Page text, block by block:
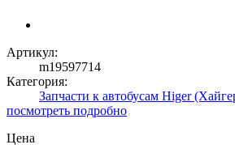
Артикул:
m19597714
Категория:
Запчасти к автобусам Higer
посмотреть подробно
Цена